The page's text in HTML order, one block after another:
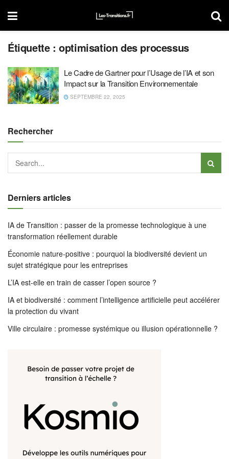
Étiquette :optimisation des processus
Le Cadre de Gartner pour l’Usage de l’IA et son
Impact sur la Transition Environnementale
SEPTEMBRE 22, 2025
Rechercher
Derniers articles
IA de Transition : passer de la promesse technologique à une
transformation réellement durable
Économie nature-positive : pourquoi la biodiversité devient un
sujet stratégique pour les entreprises
L’IA est-elle en train de casser l’open source ?
IA et biodiversité : comment l’intelligence artificielle peut accélérer
la protection du vivant
Ville circulaire : promesse systémique ou illusion opérationnelle ?